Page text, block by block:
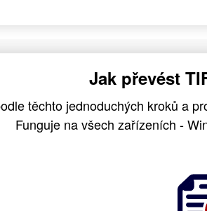
Jak převést
těchto jednoduchých kroků a
Funguje na všech zařízeních -